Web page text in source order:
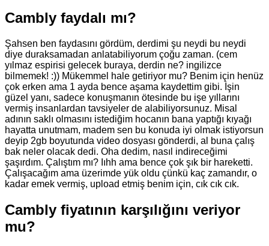
Cambly faydalı mı?
Şahsen ben faydasını gördüm, derdimi şu neydi bu neydi
diye duraksamadan anlatabiliyorum çoğu zaman. (cem
yılmaz espirisi gelecek buraya, derdin ne? ingilizce
bilmemek! :)) Mükemmel hale getiriyor mu? Benim için henüz
çok erken ama 1 ayda bence aşama kaydettim gibi. İşin
güzel yanı, sadece konuşmanın ötesinde bu işe yıllarını
vermiş insanlardan tavsiyeler de alabiliyorsunuz. Misal
adının saklı olmasını istediğim hocanın bana yaptığı kıyağı
hayatta unutmam, madem sen bu konuda iyi olmak istiyorsun
deyip 2gb boyutunda video dosyası gönderdi, al buna çalış
bak neler olacak dedi. Oha dedim, nasıl indireceğimi
şaşırdım. Çalıştım mı? Iıhh ama bence çok şık bir hareketti.
Çalışacağım ama üzerimde yük oldu çünkü kaç zamandır, o
kadar emek vermiş, upload etmiş benim için, cık cık cık.
Cambly fiyatının karşılığını veriyor
mu?